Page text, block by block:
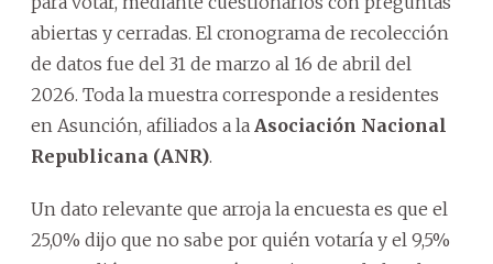
abiertas y cerradas. El cronograma de recolección
de datos fue del 31 de marzo al 16 de abril del
2026. Toda la muestra corresponde a residentes
en Asunción, afiliados a la Asociación Nacional
Republicana (ANR).
Un dato relevante que arroja la encuesta es que el
25,0% dijo que no sabe por quién votaría y el 9,5%